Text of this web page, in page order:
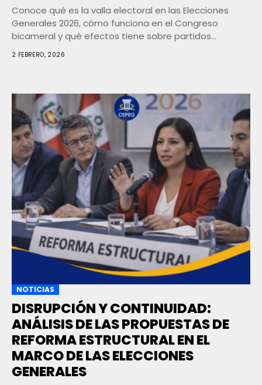
Conoce qué es la valla electoral en las Elecciones
Generales 2026, cómo funciona en el Congreso
bicameral y qué efectos tiene sobre partidos...
2 FEBRERO, 2026
NOTICIAS
DISRUPCIÓN Y CONTINUIDAD:
ANÁLISIS DE LAS PROPUESTAS DE
REFORMA ESTRUCTURAL EN EL
MARCO DE LAS ELECCIONES
GENERALES